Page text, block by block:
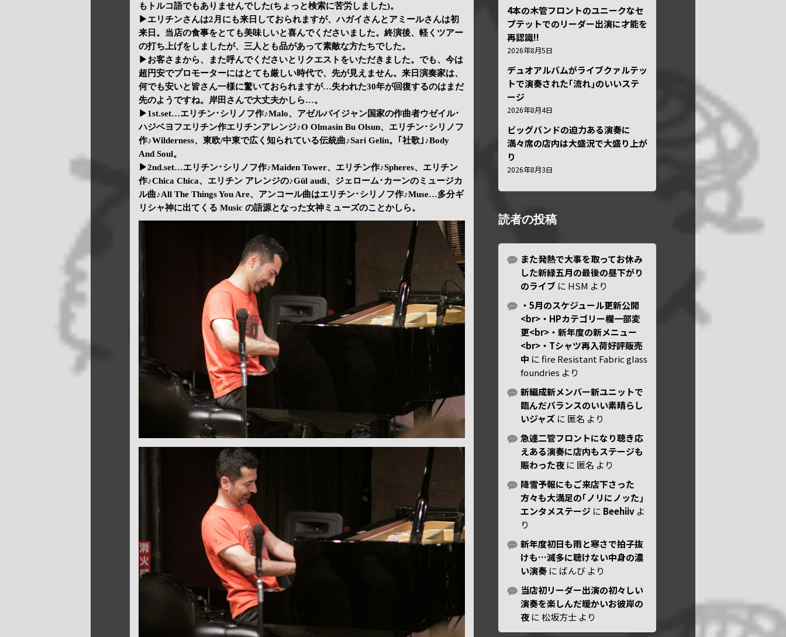
もトルコ語でもありませんでした(ちょっと検索に苦労しました)。
▶エリチンさんは2月にも来日しておられますが、ハガイさんとアミールさんは初
来日。当店の食事をとても美味しいと喜んでくださいました。終演後、軽くツアー
の打ち上げをしましたが、三人とも品があって素敵な方たちでした。
▶お客さまから、また呼んでくださいとリクエストをいただきました。でも、今は
超円安でプロモーターにはとても厳しい時代で、先が見えません。来日演奏家は、
何でも安いと皆さん一様に驚いておられますが…失われた30年が回復するのはまだ
先のようですね。岸田さんで大丈夫かしら…。
▶1st.set…エリチン･シリノフ作♪Malo、アゼルバイジャン国家の作曲者ウゼイル･
ハジベヨフエリチン作エリチンアレンジ♪O Olmasin Bu Olsun、エリチン･シリノフ
作♪Wilderness、東欧/中東で広く知られている伝統曲♪Sari Gelin。｢社歌｣♪Body
And Soul。
▶2nd.set…エリチン･シリノフ作♪Maiden Tower、エリチン作♪Spheres、エリチン
作♪Chica Chica、エリチン アレンジの♪Gül audi、ジェローム･カーンのミュージカ
ル曲♪All The Things You Are、アンコール曲はエリチン･シリノフ作♪Muse…多分ギ
リシャ神に出てくる Music の語源となった女神ミューズのことかしら。
4本の木管フロントのユニークなセ
プテットでのリーダー出演に才能を
再認識!!
2026年8月5日
デュオアルバムがライブクァルテッ
トで演奏された｢流れ｣のいいステ
ージ
2026年8月4日
ビッグバンドの迫力ある演奏に
満々席の店内は大盛況で大盛り上が
り
2026年8月3日
読者の投稿
また発熱で大事を取ってお休み
した新緑五月の最後の昼下がり
のライブ に HSM より
・5月のスケジュール更新公開
<br>・HPカテゴリー欄一部変
更<br>・新年度の新メニュー
<br>・Tシャツ再入荷好評販売
中 にfire Resistant Fabric glass
foundries より
新編成新メンバー新ユニットで
臨んだバランスのいい素晴らし
いジャズ に 匿名 より
急遽二管フロントになり聴き応
えある演奏に店内もステージも
賑わった夜 に 匿名 より
降雪予報にもご来店下さった
方々も大満足の｢ノリにノッた｣
エンタメステージ に Beehiiv よ
り
新年度初日も雨と寒さで拍子抜
けも…滅多に聴けない中身の濃
い演奏 に ばんび より
当店初リーダー出演の初々しい
演奏を楽しんだ暖かいお彼岸の
夜 に松坂方士 より